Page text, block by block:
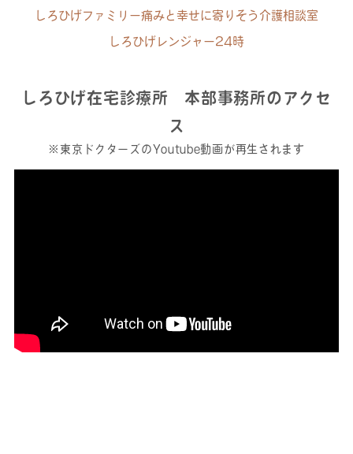
しろひげファミリー痛みと幸せに寄りそう介護相談室
しろひげレンジャー24時
しろひげ在宅診療所 本部事務所のアクセ
ス
※東京ドクターズのYoutube動画が再生されます